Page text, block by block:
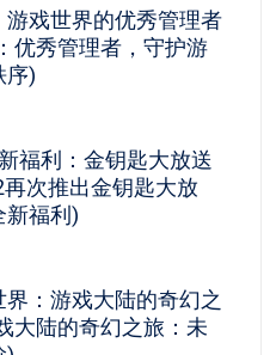
游戏世界的优秀管理者
优秀管理者，守护游
序)
福利：金钥匙大放送
次推出金钥匙大放
新福利)
：游戏大陆的奇幻之
大陆的奇幻之旅：未